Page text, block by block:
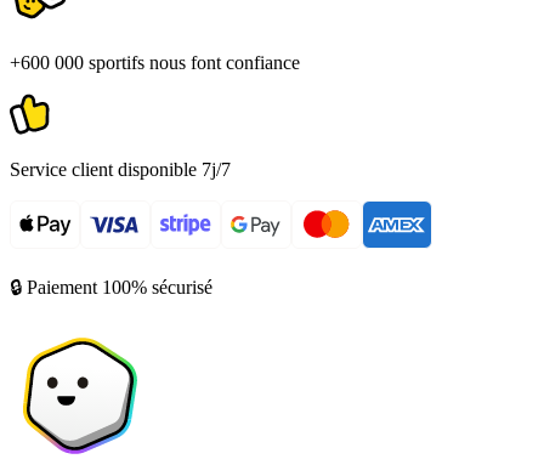
+600 000 sportifs nous font confiance
Service client disponible 7j/7
🔒 Paiement 100% sécurisé